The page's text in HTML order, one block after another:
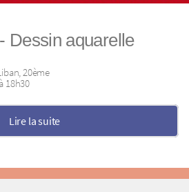
Dessin aquarelle
20ème
18h30
Lire la suite